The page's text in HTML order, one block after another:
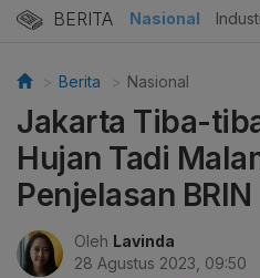
BERITA Nasional
Berita Nasional
Jakarta Tiba-
Hujan Tadi
Penjelasan BRIN
Oleh Lavinda
28 Agustus 2023, 09:50